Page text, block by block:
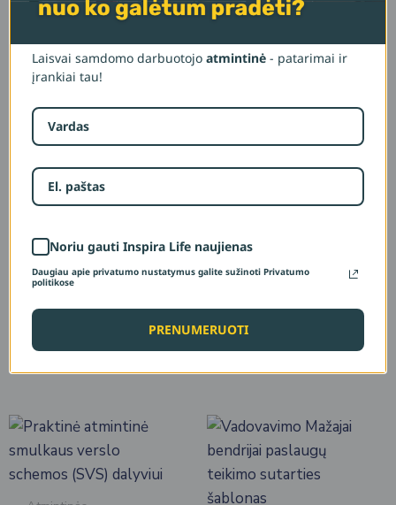
Panašūs produktai
Finansai
Apskaitos
pagrindų ir Mažųjų
bendrijų valdymo
600,00€
Konsultacija,
bendriją
80,00€
Laisvai samdomo darbuotojo atmintinė - patarimai ir
įrankiai tau!
Noriu gauti Inspira Life naujienas
Daugiau apie privatumo nustatymus galite sužinoti Privatumo
politikose
PRENUMERUOTI